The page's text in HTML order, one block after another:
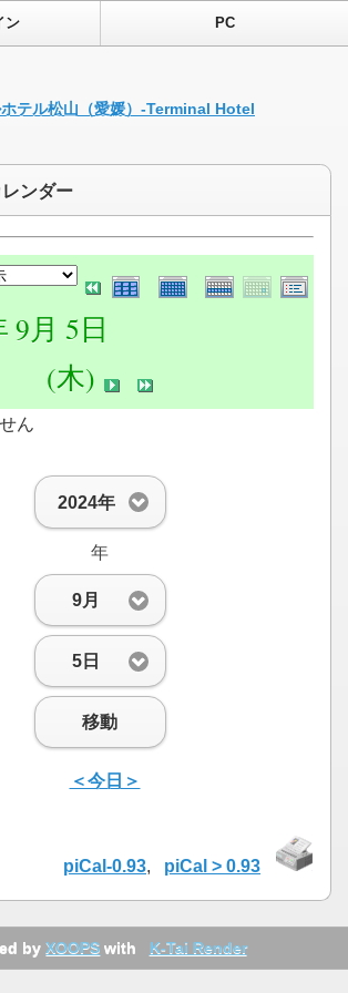
ン PC
テル松山（愛媛）-Terminal Hotel
ンダー
9月 5日
(木)
ん
2024年
年
9月
5日
移動
＜今日＞
piCal-0.93, piCal > 0.93
byXOOPS with K-Tai Render